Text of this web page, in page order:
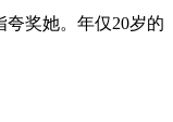
奖她。年仅20岁的